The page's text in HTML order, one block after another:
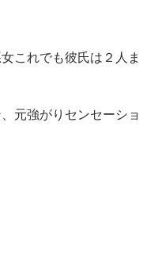
これでも彼氏は２人ま
元強がりセンセーショ